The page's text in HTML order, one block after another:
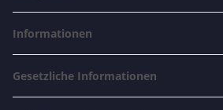
Informationen
Gesetzliche Informationen